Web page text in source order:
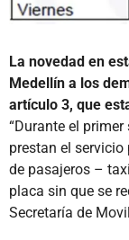
La novedad en
Medellín a los
artículo 3, que
“Durante el
prestan el
de pasajeros –
placa sin que se
Secretaría de